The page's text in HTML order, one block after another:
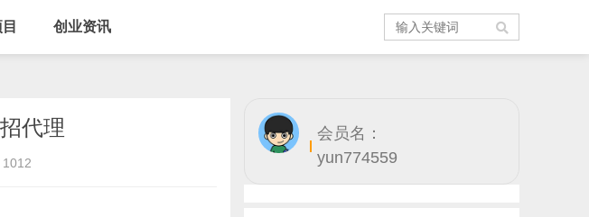
创业资讯
代理
1012
会员名：
yun774559